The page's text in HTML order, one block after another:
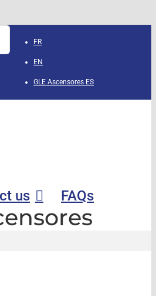
FR
EN
GLE Ascensores ES
us FAQs